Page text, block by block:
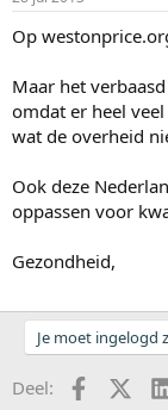
Op
Maar het
omdat er heel
wat de overheid
Ook deze
oppassen voor
Gezondheid,
Je moet ingelogd
Deel: Facebook
X